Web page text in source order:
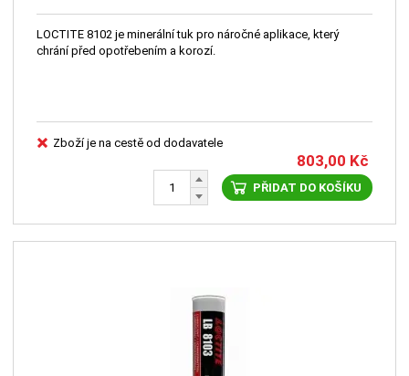
LOCTITE 8102 je minerální tuk pro náročné aplikace, který
chrání před opotřebením a korozí.
Zboží je na cestě od dodavatele
803,00 Kč
PŘIDAT DO KOŠÍKU